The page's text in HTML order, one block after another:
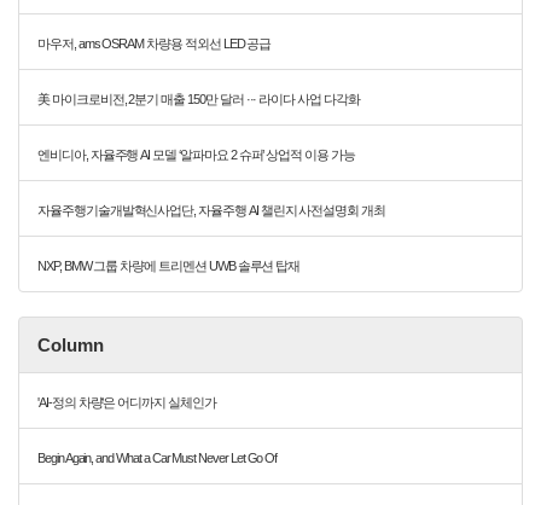
마우저, ams OSRAM 차량용 적외선 LED 공급
美 마이크로비전, 2분기 매출 150만 달러 ··· 라이다 사업 다각화
엔비디아, 자율주행 AI 모델 ‘알파마요 2 슈퍼’ 상업적 이용 가능
자율주행기술개발혁신사업단, 자율주행 AI 챌린지 사전설명회 개최
NXP, BMW 그룹 차량에 트리멘션 UWB 솔루션 탑재
Column
'AI-정의 차량'은 어디까지 실체인가
Begin Again, and What a Car Must Never Let Go Of